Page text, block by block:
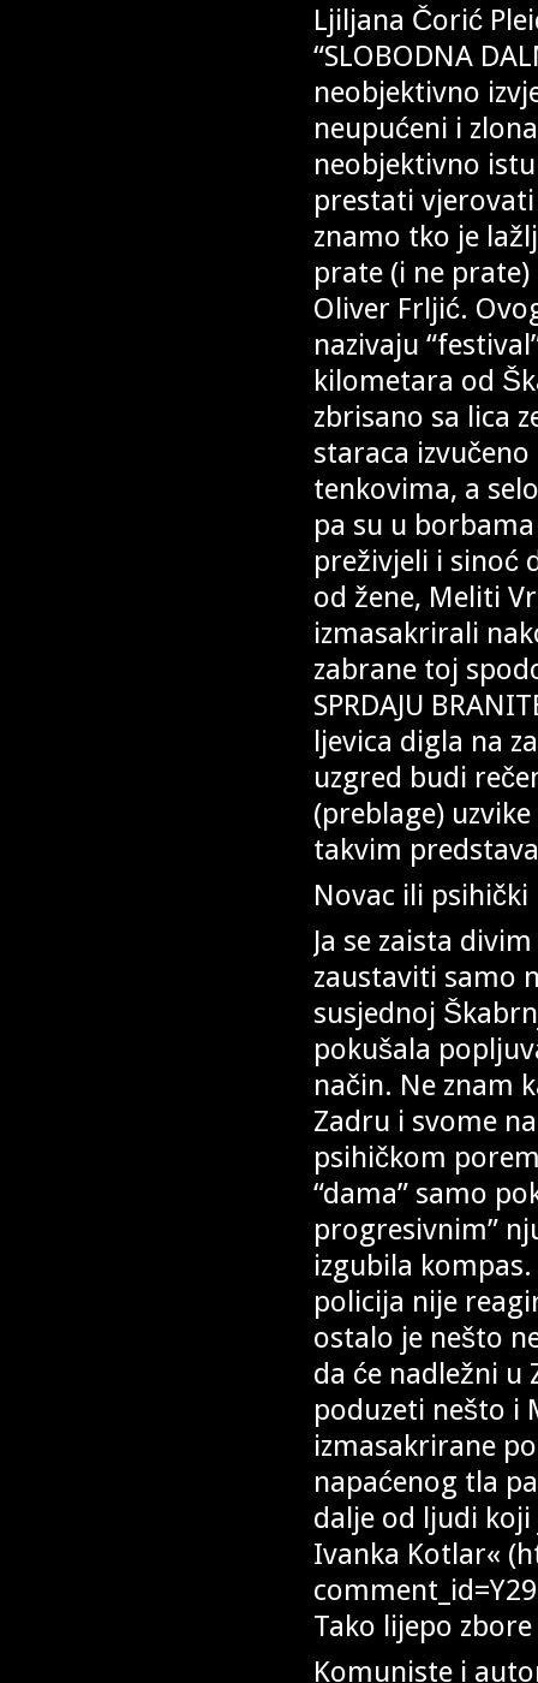
Ljiljana Čorić
“SLOBODNA
neobjektivno
neupućeni i
neobjektivno
prestati
znamo tko je
prate (i ne
Oliver Frljić.
nazivaju
kilometara od
zbrisano sa lica
staraca
tenkovima, a
pa su u
preživjeli i sinoć
od žene, Meliti
izmasakrirali
zabrane toj
SPRDAJU
ljevica digla na
uzgred budi
(preblage)
takvim
Novac ili psihički
Ja se zaista
zaustaviti samo
susjednoj
pokušala
način. Ne znam
Zadru i svome
psihičkom
“dama” samo
progresivnim”
izgubila
policija nije
ostalo je nešto
da će nadležni u
poduzeti nešto i
izmasakrirane
napaćenog tla
dalje od ljudi
Ivanka Kotlar«
Tako lijepo
Komuniste i